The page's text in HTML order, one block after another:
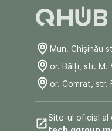
Mun. Chişinău
or. Bălți, str. M.
or. Comrat, str.
Site-ul oficial al